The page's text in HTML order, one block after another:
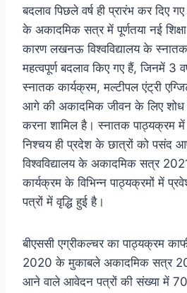
बदलाव पिछले वर्ष ही प्रारंभ कर दिए
के अकादमिक सत्र में पूर्णतया नई
कारण लखनऊ विश्वविद्यालय के
महत्वपूर्ण बदलाव किए गए हैं, जिनमें 3
स्नातक कार्यक्रम, मल्टीपल एंट्री
आगे की अकादमिक जीवन के लिए शोध
करना शामिल है। स्नातक पाठ्यक्रम
निश्चय ही प्रदेश के छात्रों को पसंद
विश्वविद्यालय के अकादमिक सत्र
कार्यक्रम के विभिन्न पाठ्यक्रमों में
पत्रों में वृद्धि हुई है।
बीएससी एग्रीकल्चर का पाठ्यक्रम
2020 के मुकाबले अकादमिक सत्र
आने वाले आवेदन पत्रों की संख्या में